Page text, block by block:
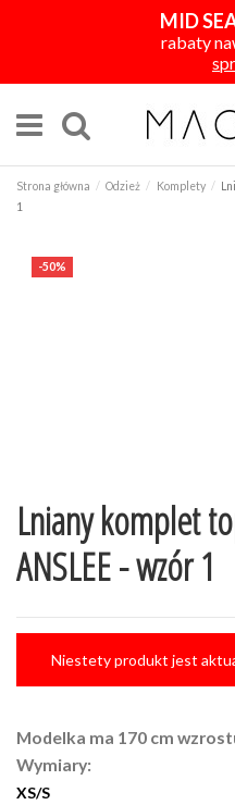
MID
rabaty
Strona główna Odzież Komplety
1
-50%
Lniany komplet
ANSLEE - wzór 1
Niestety produkt jest
Modelka ma 170 cm
Wymiary:
XS/S